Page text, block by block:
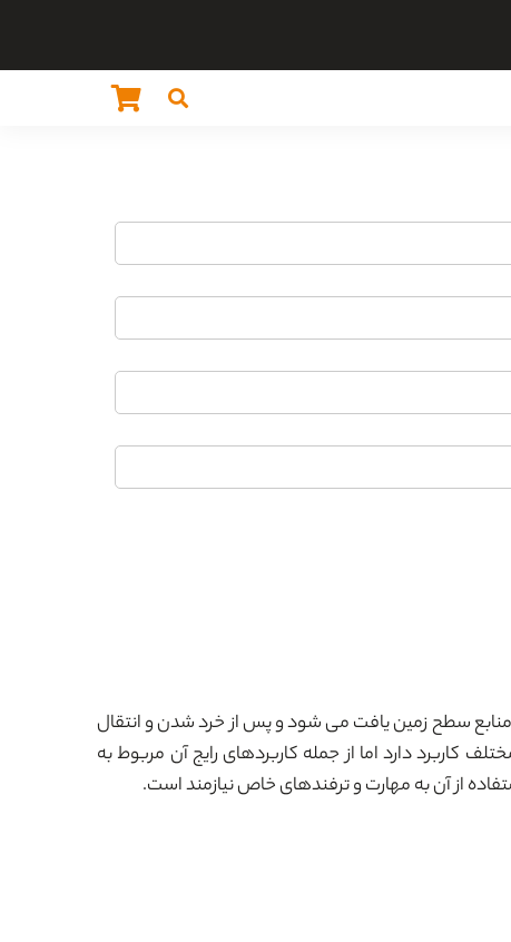
سطح زمین یافت می شود و پس از خرد شدن و انتقال
کاربرد دارد اما از جمله کاربردهای رایج آن مربوط به
از آن به مهارت و ترفندهای خاص نیازمند است.